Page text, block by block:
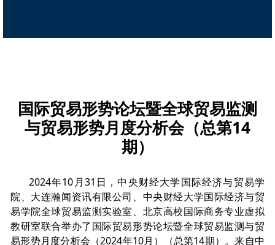
国际贸易形势论坛暨全球贸易监测
与贸易形势月度分析会（总第14
期）
2024年10月31日，中央财经大学国际经济与贸易学
院、大连瀚闻资讯有限公司、中央财经大学国际经济与贸
易学院全球贸易监测实验室、北京高校国际商务专业虚拟
教研室联合举办了国际贸易形势论坛暨全球贸易监测与贸
易形势月度分析会（2024年10月）（总第14期）。来自中